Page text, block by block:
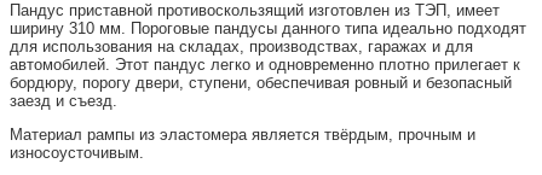
Пандус приставной противоскользящий изготовлен из ТЭП, имеет
ширину 310 мм. Пороговые пандусы данного типа идеально подходят
для использования на складах, производствах, гаражах и для
автомобилей. Этот пандус легко и одновременно плотно прилегает к
бордюру, порогу двери, ступени, обеспечивая ровный и безопасный
заезд и съезд.
Материал рампы из эластомера является твёрдым, прочным и
износоусточивым.